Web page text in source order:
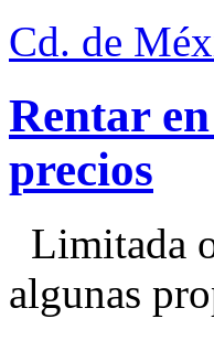
Cd. de
Rentar
precios
Limitada
algunas